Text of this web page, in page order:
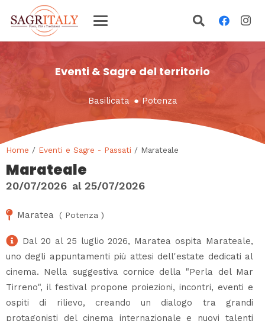
Eventi & Sagre del territorio
Basilicata ● Potenza
Home / Eventi e Sagre - Passati / Marateale
Marateale
20/07/2026 al 25/07/2026
Maratea ( Potenza )
Dal 20 al 25 luglio 2026, Maratea ospita Marateale,
uno degli appuntamenti più attesi dell'estate dedicati al
cinema. Nella suggestiva cornice della "Perla del Mar
Tirreno", il festival propone proiezioni, incontri, eventi e
ospiti di rilievo, creando un dialogo tra grandi
protagonisti del cinema internazionale e nuovi talenti